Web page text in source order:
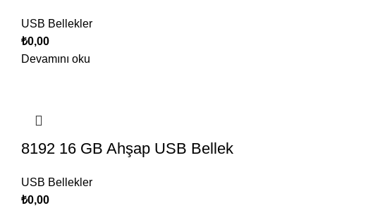
USB Bellekler
₺0,00
Devamını oku
8192 16 GB Ahşap USB Bellek
USB Bellekler
₺0,00